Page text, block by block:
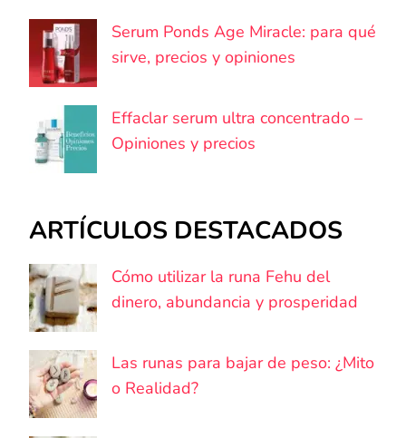
Serum Ponds Age Miracle: para qué
sirve, precios y opiniones
Effaclar serum ultra concentrado –
Opiniones y precios
ARTÍCULOS DESTACADOS
Cómo utilizar la runa Fehu del
dinero, abundancia y prosperidad
Las runas para bajar de peso: ¿Mito
o Realidad?